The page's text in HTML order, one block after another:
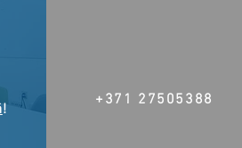
!
+371 27505388